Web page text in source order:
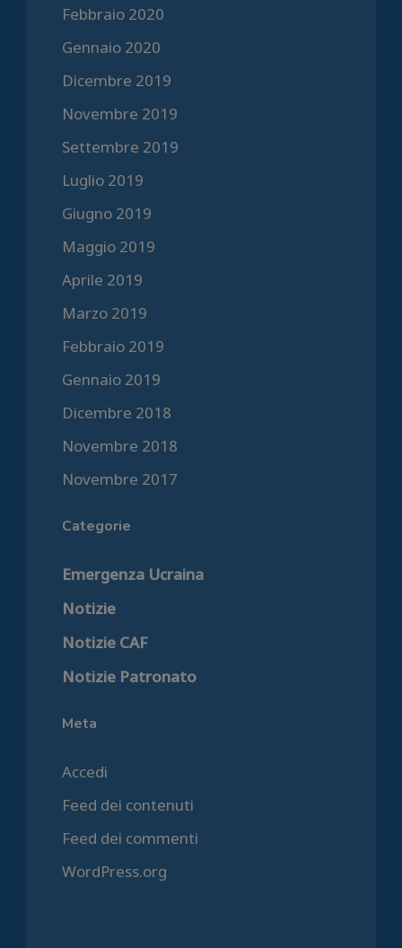
Febbraio 2020
Gennaio 2020
Dicembre 2019
Novembre 2019
Settembre 2019
Luglio 2019
Giugno 2019
Maggio 2019
Aprile 2019
Marzo 2019
Febbraio 2019
Gennaio 2019
Dicembre 2018
Novembre 2018
Novembre 2017
Categorie
Emergenza Ucraina
Notizie
Notizie CAF
Notizie Patronato
Meta
Accedi
Feed dei contenuti
Feed dei commenti
WordPress.org